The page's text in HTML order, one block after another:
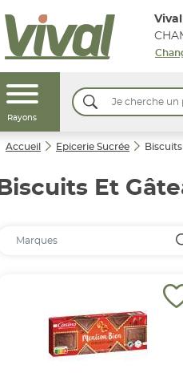
Vival
Rayons
Accueil Epicerie Sucrée
Biscuits Et